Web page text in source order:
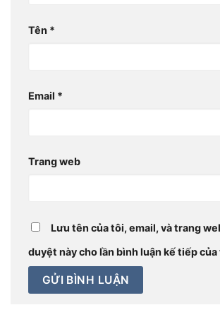
Tên *
Email *
Trang web
Lưu tên của tôi, email, và trang
duyệt này cho lần bình luận kế tiếp của